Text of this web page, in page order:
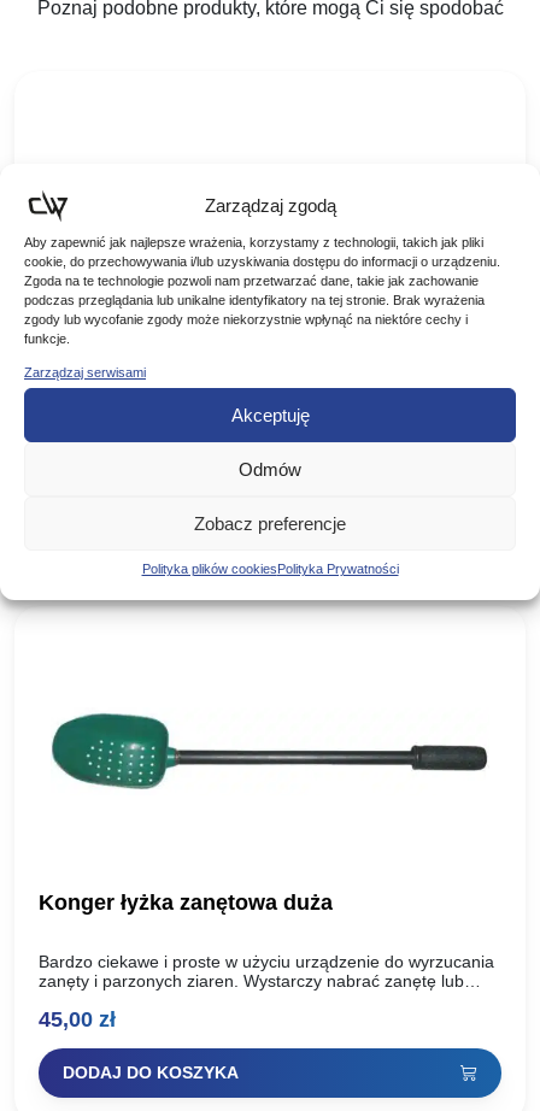
Zarządzaj zgodą
Aby zapewnić jak najlepsze wrażenia, korzystamy z technologii, takich jak pliki
cookie, do przechowywania i/lub uzyskiwania dostępu do informacji o urządzeniu.
Zgoda na te technologie pozwoli nam przetwarzać dane, takie jak zachowanie
podczas przeglądania lub unikalne identyfikatory na tej stronie. Brak wyrażenia
zgody lub wycofanie zgody może niekorzystnie wpłynąć na niektóre cechy i
funkcje.
Zarządzaj serwisami
Akceptuję
Odmów
Zobacz preferencje
Polityka plików cookiesPolityka Prywatności
Poznaj podobne produkty, które mogą Ci się spodobać
Mikado Igły do przynęt z łącznikiem 10mm
Mikado Igły do przynęt z łącznikiem 10mm Specjalna igła z
łącznikiem, ułatwiająca montaż przynęty w przyponach typu
method feeder. Wystarczy tylko założyć łącznik na haczyk,…
Konger łyżka zanętowa duża
Bardzo ciekawe i proste w użyciu urządzenie do wyrzucania
zanęty i parzonych ziaren. Wystarczy nabrać zanętę lub
zamach i…
45,00 zł
DODAJ DO KOSZYKA